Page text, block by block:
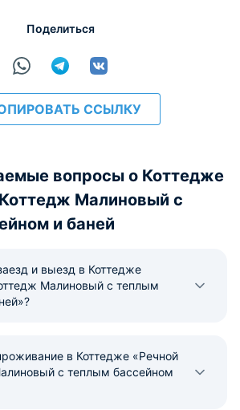
Поделиться
ССЫЛКУ
вопросы о Коттедже
Малиновый с
и баней
и выезд в Коттедже
Малиновый с теплым
в Коттедже «Речной
с теплым бассейном